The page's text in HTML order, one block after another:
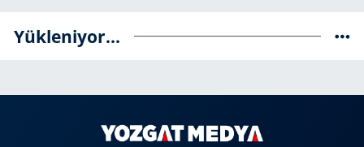
Yükleniyor...